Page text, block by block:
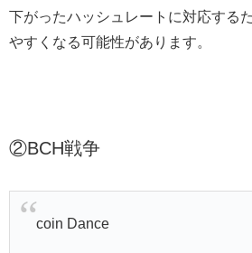
下がったハッシュレートに対応する
やすくなる可能性があります。
②BCH戦争
coin Dance